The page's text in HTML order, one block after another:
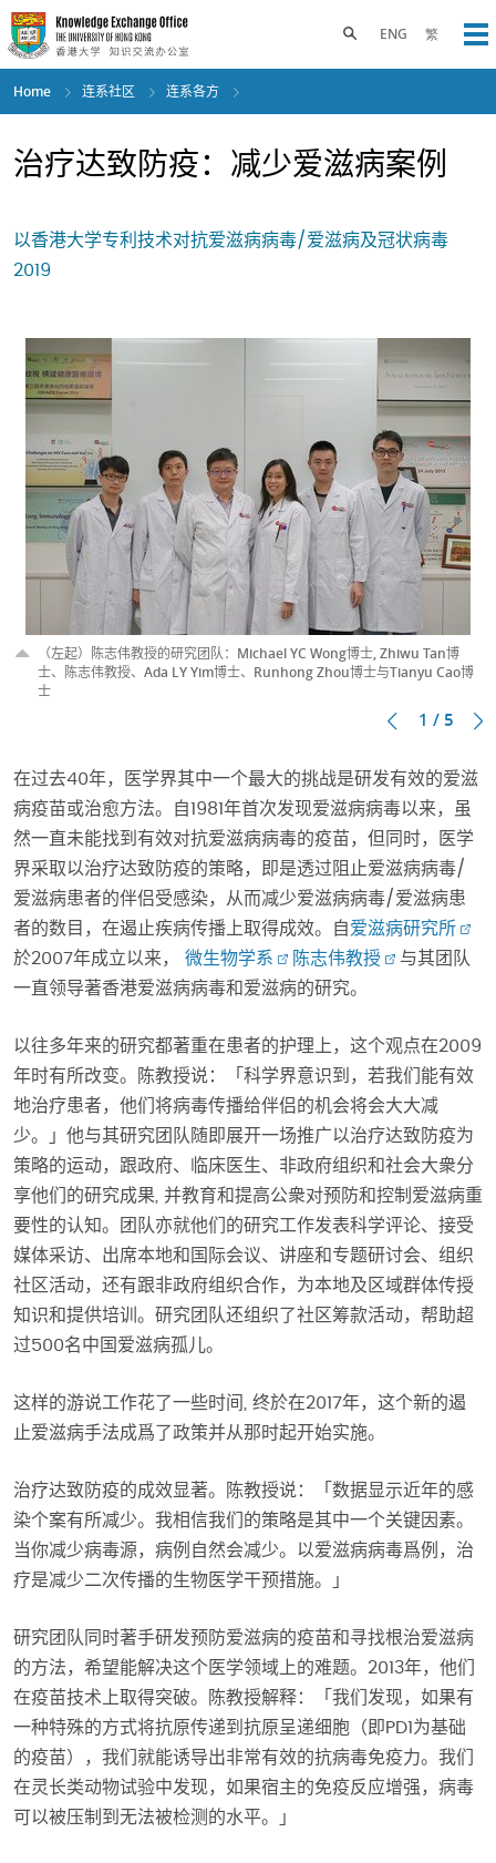
Skip
to
main
content
ENG 繁
Toggle search panel
Home 连系社区 连系各方
治疗达致防疫：减少爱滋病案例
以香港大学专利技术对抗爱滋病病毒/爱滋病及冠状病毒
2019
（左起）陈志伟教授的研究团队：Michael YC Wong博士, Zhiwu Tan博
士、陈志伟教授、Ada LY Yim博士、Runhong Zhou博士与Tianyu Cao博
士
1 / 5
在过去40年，医学界其中一个最大的挑战是研发有效的爱滋
病疫苗或治愈方法。自1981年首次发现爱滋病病毒以来，虽
然一直未能找到有效对抗爱滋病病毒的疫苗，但同时，医学
界采取以治疗达致防疫的策略，即是透过阻止爱滋病病毒/
爱滋病患者的伴侣受感染，从而减少爱滋病病毒/爱滋病患
者的数目，在遏止疾病传播上取得成效。自 爱滋病研究所
於2007年成立以来， 微生物学系 陈志伟教授
与其团队
一直领导著香港爱滋病病毒和爱滋病的研究。
以往多年来的研究都著重在患者的护理上，这个观点在2009
年时有所改变。陈教授说：「科学界意识到，若我们能有效
地治疗患者，他们将病毒传播给伴侣的机会将会大大减
少。」他与其研究团队随即展开一场推广以治疗达致防疫为
策略的运动，跟政府、临床医生、非政府组织和社会大衆分
享他们的研究成果, 并教育和提高公衆对预防和控制爱滋病重
要性的认知。团队亦就他们的研究工作发表科学评论、接受
媒体采访、出席本地和国际会议、讲座和专题研讨会、组织
社区活动，还有跟非政府组织合作，为本地及区域群体传授
知识和提供培训。研究团队还组织了社区筹款活动，帮助超
过500名中国爱滋病孤儿。
这样的游说工作花了一些时间, 终於在2017年，这个新的遏
止爱滋病手法成爲了政策并从那时起开始实施。
治疗达致防疫的成效显著。陈教授说：「数据显示近年的感
染个案有所减少。我相信我们的策略是其中一个关键因素。
当你减少病毒源，病例自然会减少。以爱滋病病毒爲例，治
疗是减少二次传播的生物医学干预措施。」
研究团队同时著手研发预防爱滋病的疫苗和寻找根治爱滋病
的方法，希望能解决这个医学领域上的难题。2013年，他们
在疫苗技术上取得突破。陈教授解释：「我们发现，如果有
一种特殊的方式将抗原传递到抗原呈递细胞（即PD1为基础
的疫苗），我们就能诱导出非常有效的抗病毒免疫力。我们
在灵长类动物试验中发现，如果宿主的免疫反应增强，病毒
可以被压制到无法被检测的水平。」